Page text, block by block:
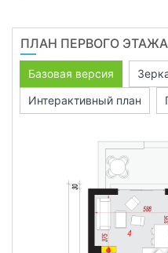
ПЛАН ПЕРВОГО ЭТАЖА
Базовая версия
Интерактивный план